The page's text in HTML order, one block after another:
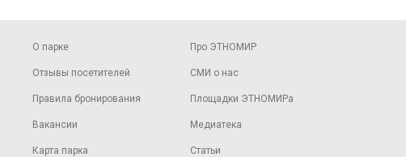
О парке
Отзывы посетителей
Правила бронирования
Вакансии
Карта парка
Про ЭТНОМИР
СМИ о нас
Площадки ЭТНОМИРа
Медиатека
Статьи